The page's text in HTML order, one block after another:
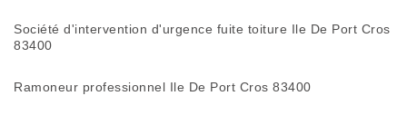
Société d'intervention d'urgence fuite toiture Ile De Port Cros
83400
Ramoneur professionnel Ile De Port Cros 83400